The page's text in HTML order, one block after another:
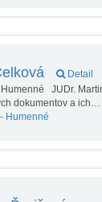
Detail
JUDr.
dokumentov a ich…
Humenné